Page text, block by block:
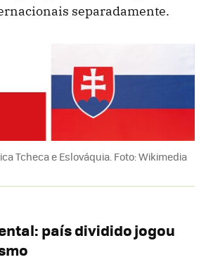
separadamente.
Tcheca e Eslováquia. Foto: Wikimedia
país dividido jogou